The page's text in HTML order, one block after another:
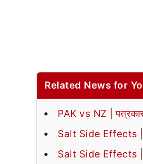
Related News for
PAK vs NZ |
Salt Side Effects |
Salt Side Effects |